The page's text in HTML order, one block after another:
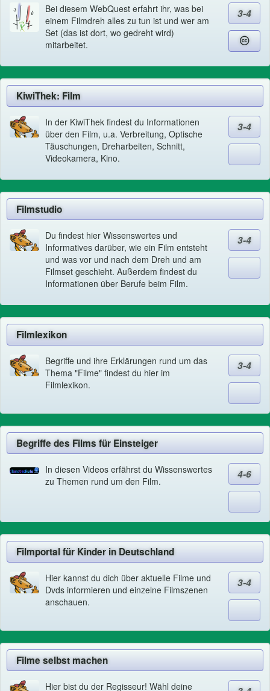
Bei diesem WebQuest erfahrt ihr, was bei
einem Filmdreh alles zu tun ist und wer am
Set (das ist dort, wo gedreht wird)
mitarbeitet.
3-4
KiwiThek: Film
In der KiwiThek findest du Informationen
über den Film, u.a. Verbreitung, Optische
Täuschungen, Dreharbeiten, Schnitt,
Videokamera, Kino.
3-4
Filmstudio
Du findest hier Wissenswertes und
Informatives darüber, wie ein Film entsteht
und was vor und nach dem Dreh und am
Filmset geschieht. Außerdem findest du
Informationen über Berufe beim Film.
3-4
Filmlexikon
Begriffe und ihre Erklärungen rund um das
Thema "Filme" findest du hier im
Filmlexikon.
3-4
Begriffe des Films für Einsteiger
In diesen Videos erfährst du Wissenswertes
zu Themen rund um den Film.
4-6
Filmportal für Kinder in Deutschland
Hier kannst du dich über aktuelle Filme und
Dvds informieren und einzelne Filmszenen
anschauen.
3-4
Filme selbst machen
Hier bist du der Regisseur! Wähl deine